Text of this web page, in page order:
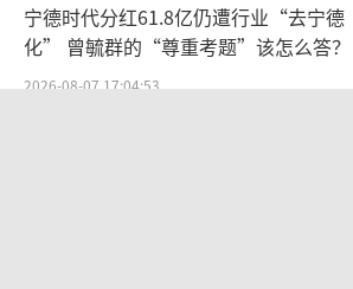
宁德时代分红61.8亿仍遭行业“去宁德
化” 曾毓群的“尊重考题”该怎么答？
2026-08-07 17:04:53